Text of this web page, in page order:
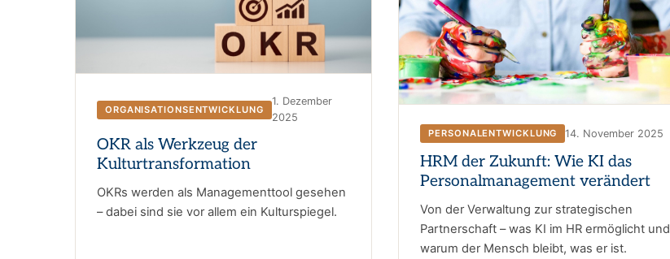
ORGANISATIONSENTWICKLUNG
1. Dezember
2025
OKR als Werkzeug der
Kulturtransformation
OKRs werden als Managementtool gesehen
– dabei sind sie vor allem ein Kulturspiegel.
PERSONALENTWICKLUNG 14. November 2025
HRM der Zukunft: Wie KI das
Personalmanagement verändert
Von der Verwaltung zur strategischen
Partnerschaft – was KI im HR ermöglicht und
warum der Mensch bleibt, was er ist.